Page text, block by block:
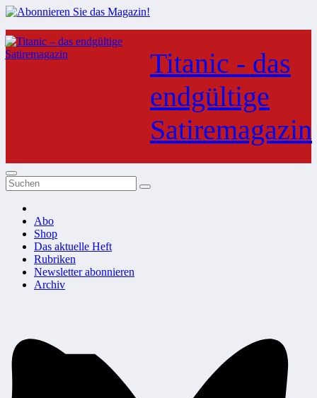
Zum
Inhalt
springen
Titanic - das
endgültige
Satiremagazin
Abo
Shop
Das aktuelle Heft
Rubriken
Newsletter abonnieren
Archiv